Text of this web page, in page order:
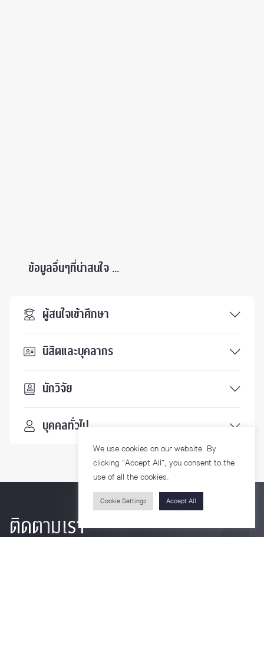
ข้อมูลอื่นๆที่น่าสนใจ ...
ผู้สนใจเข้าศึกษา
นิสิตและบุคลากร
นักวิจัย
บุคคลทั่วไป
ติดตามเรา
We use cookies on our website. By
clicking “Accept All”, you consent to the
use of all the cookies.
Cookie Settings Accept All